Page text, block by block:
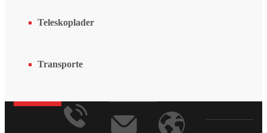
Teleskoplader
Transporte